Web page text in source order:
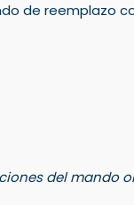
de reemplazo
del mando